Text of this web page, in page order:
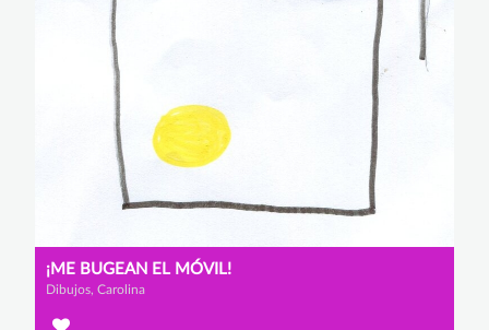
¡ME BUGEAN EL MÓVIL!
Dibujos, Carolina